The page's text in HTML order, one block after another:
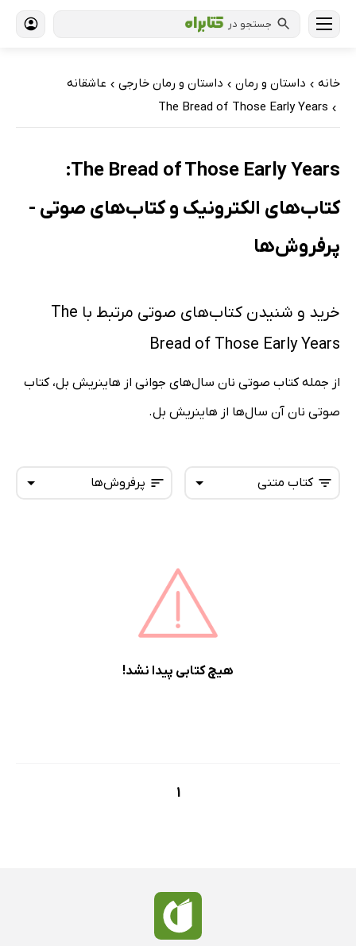
جستجو در
خانه › داستان و رمان › داستان و رمان خارجی › عاشقانه
›
The Bread of Those Early Years
The Bread of Those Early Years:
کتاب‌های الکترونیک و کتاب‌های صوتی -
پرفروش‌ها
خرید و شنیدن کتاب‌های صوتی مرتبط با The
Bread of Those Early Years
از جمله کتاب صوتی نان سال‌های جوانی از هاینریش بل، کتاب
صوتی نان آن سال‌ها از هاینریش بل.
پرفروش‌ها
پرفروش‌ها
پربحث‌ها
کتاب متنی
هیچ کتابی پیدا نشد!
1